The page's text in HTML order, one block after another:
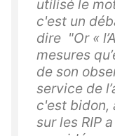
utilisé le
c'est un
dire "Or «
mesures
de son
service de
c'est bidon,
sur les RIP